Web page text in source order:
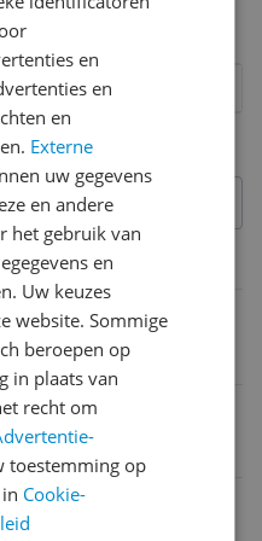
250 x 122 cm is een
zwembad met
7
6
4
en
en
en
Externe
uw gegevens
en andere
het gebruik van
en
Uw keuzes
website. Sommige
beroepen op
in plaats van
recht om
toestemming op
Cookie-